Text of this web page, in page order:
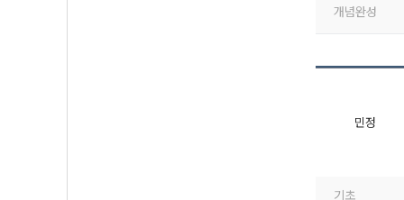
개념완성
민정
기초